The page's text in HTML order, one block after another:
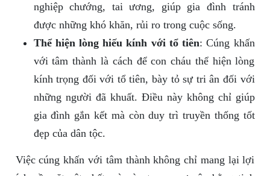
nghiệp chướng, tai ương, giúp gia đình tránh
được những khó khăn, rủi ro trong cuộc sống.
Thể hiện lòng hiếu kính với tổ tiên: Cúng khấn
với tâm thành là cách để con cháu thể hiện lòng
kính trọng đối với tổ tiên, bày tỏ sự tri ân đối với
những người đã khuất. Điều này không chỉ giúp
gia đình gắn kết mà còn duy trì truyền thống tốt
đẹp của dân tộc.
Việc cúng khấn với tâm thành không chỉ mang lại lợi